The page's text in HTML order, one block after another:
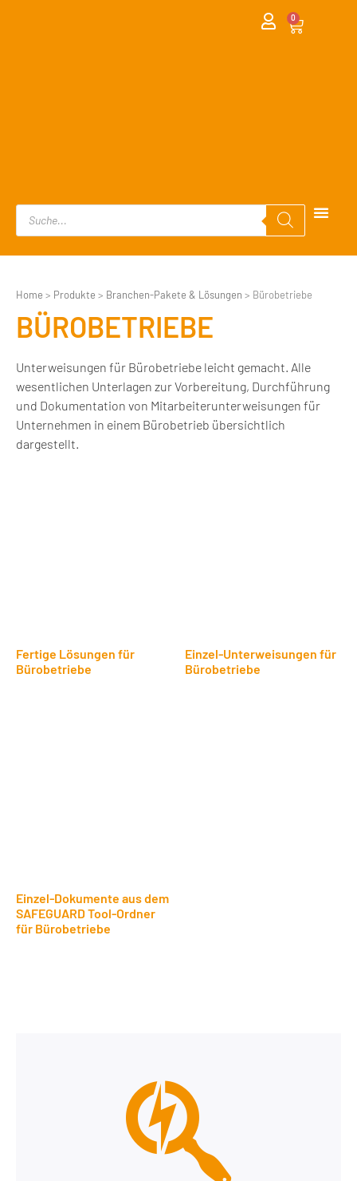
0
Home > Produkte > Branchen-Pakete & Lösungen > Bürobetriebe
BÜROBETRIEBE
Unterweisungen für Bürobetriebe leicht gemacht. Alle
wesentlichen Unterlagen zur Vorbereitung, Durchführung
und Dokumentation von Mitarbeiterunterweisungen für
Unternehmen in einem Bürobetrieb übersichtlich
dargestellt.
Fertige Lösungen für
Bürobetriebe
Einzel-Unterweisungen für
Bürobetriebe
Einzel-Dokumente aus dem
SAFEGUARD Tool-Ordner
für Bürobetriebe